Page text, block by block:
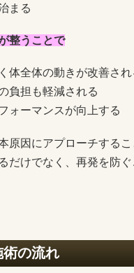
まる
整うことで
体全体の動きが改善され
負担も軽減される
ォーマンスが向上する
原因にアプローチする
だけでなく、再発を防
術の流れ